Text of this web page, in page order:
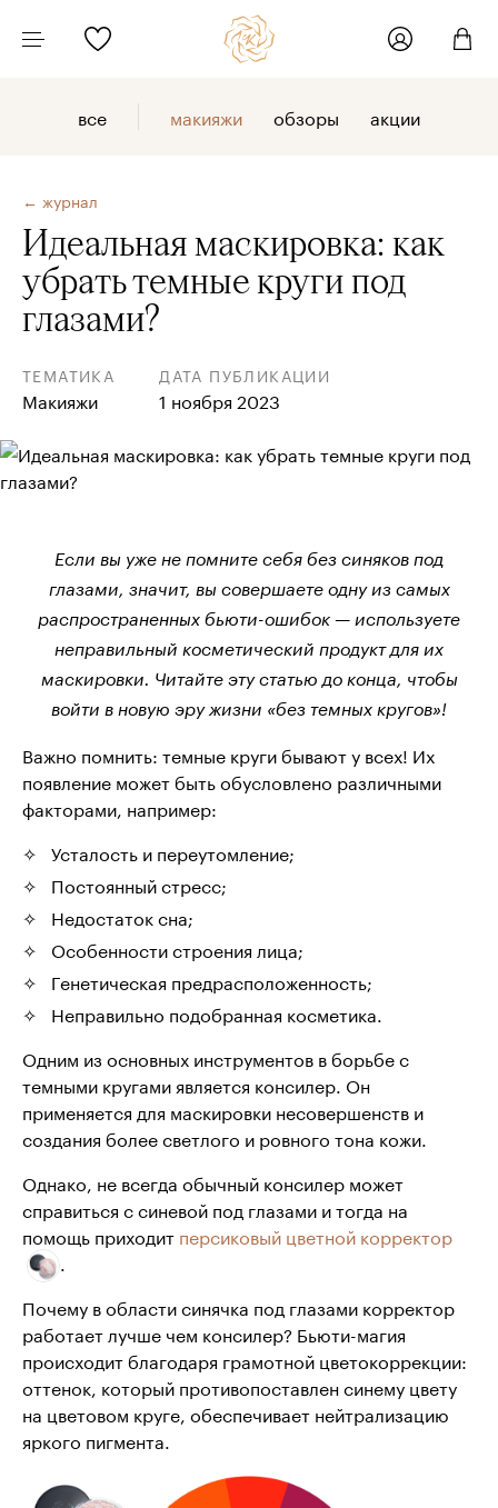
все макияжи обзоры акции
← журнал
Идеальная маскировка: как
убрать темные круги под
глазами?
ТЕМАТИКА
Макияжи
ДАТА ПУБЛИКАЦИИ
1 ноября 2023
Если вы уже не помните себя без синяков под
глазами, значит, вы совершаете одну из самых
распространенных бьюти-ошибок — используете
неправильный косметический продукт для их
маскировки. Читайте эту статью до конца, чтобы
войти в новую эру жизни «без темных кругов»!
Важно помнить: темные круги бывают у всех! Их
появление может быть обусловлено различными
факторами, например:
Усталость и переутомление;
Постоянный стресс;
Недостаток сна;
Особенности строения лица;
Генетическая предрасположенность;
Неправильно подобранная косметика.
Одним из основных инструментов в борьбе с
темными кругами является консилер. Он
применяется для маскировки несовершенств и
создания более светлого и ровного тона кожи.
Однако, не всегда обычный консилер может
справиться с синевой под глазами и тогда на
помощь приходит персиковый цветной корректор
.
Почему в области синячка под глазами корректор
работает лучше чем консилер? Бьюти-магия
происходит благодаря грамотной цветокоррекции:
оттенок, который противопоставлен синему цвету
на цветовом круге, обеспечивает нейтрализацию
яркого пигмента.